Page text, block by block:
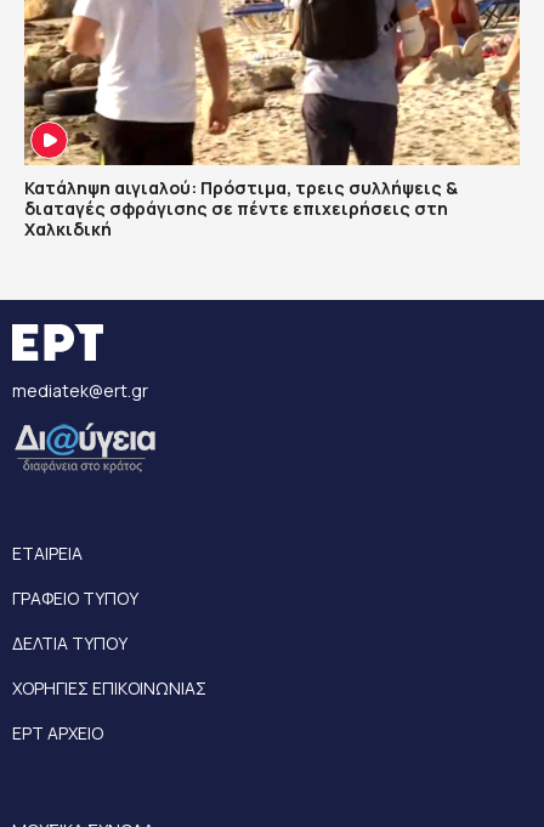
Κατάληψη αιγιαλού: Πρόστιμα, τρεις συλλήψεις &
διαταγές σφράγισης σε πέντε επιχειρήσεις στη
Χαλκιδική
mediatek@ert.gr
ΕΤΑΙΡΕΙΑ
ΓΡΑΦΕΙΟ ΤΥΠΟΥ
ΔΕΛΤΙΑ ΤΥΠΟΥ
ΧΟΡΗΓΙΕΣ ΕΠΙΚΟΙΝΩΝΙΑΣ
ΕΡΤ ΑΡΧΕΙΟ